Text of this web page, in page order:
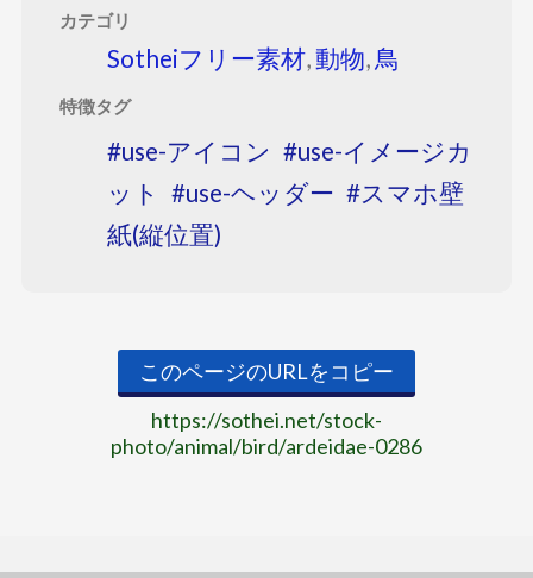
カテゴリ
Sotheiフリー素材,動物, 鳥
特徴タグ
use-アイコン
use-イメージカ
ット
use-ヘッダー
スマホ壁
紙(縦位置)
このページのURLをコピー
https://sothei.net/stock-
photo/animal/bird/ardeidae-0286